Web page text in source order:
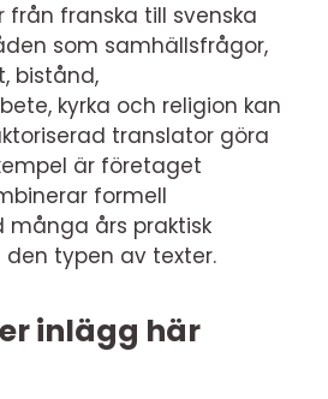
från franska till svenska
som samhällsfrågor,
bistånd,
kyrka och religion kan
translator göra
är företaget
formell
många års praktisk
typen av texter.
inlägg här